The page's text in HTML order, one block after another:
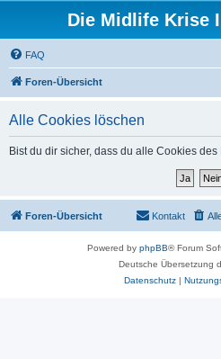
Die Midlife Krise
FAQ
Foren-Übersicht
Alle Cookies löschen
Bist du dir sicher, dass du alle Cookies
Foren-Übersicht Kontakt
Powered by phpBB® Forum
Deutsche Übersetzung
Datenschutz|